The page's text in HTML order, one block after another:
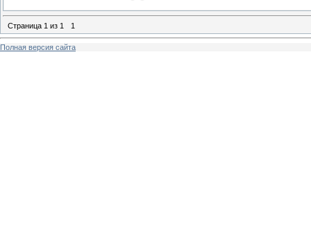
Страница 1 из 1 1
Полная версия сайта